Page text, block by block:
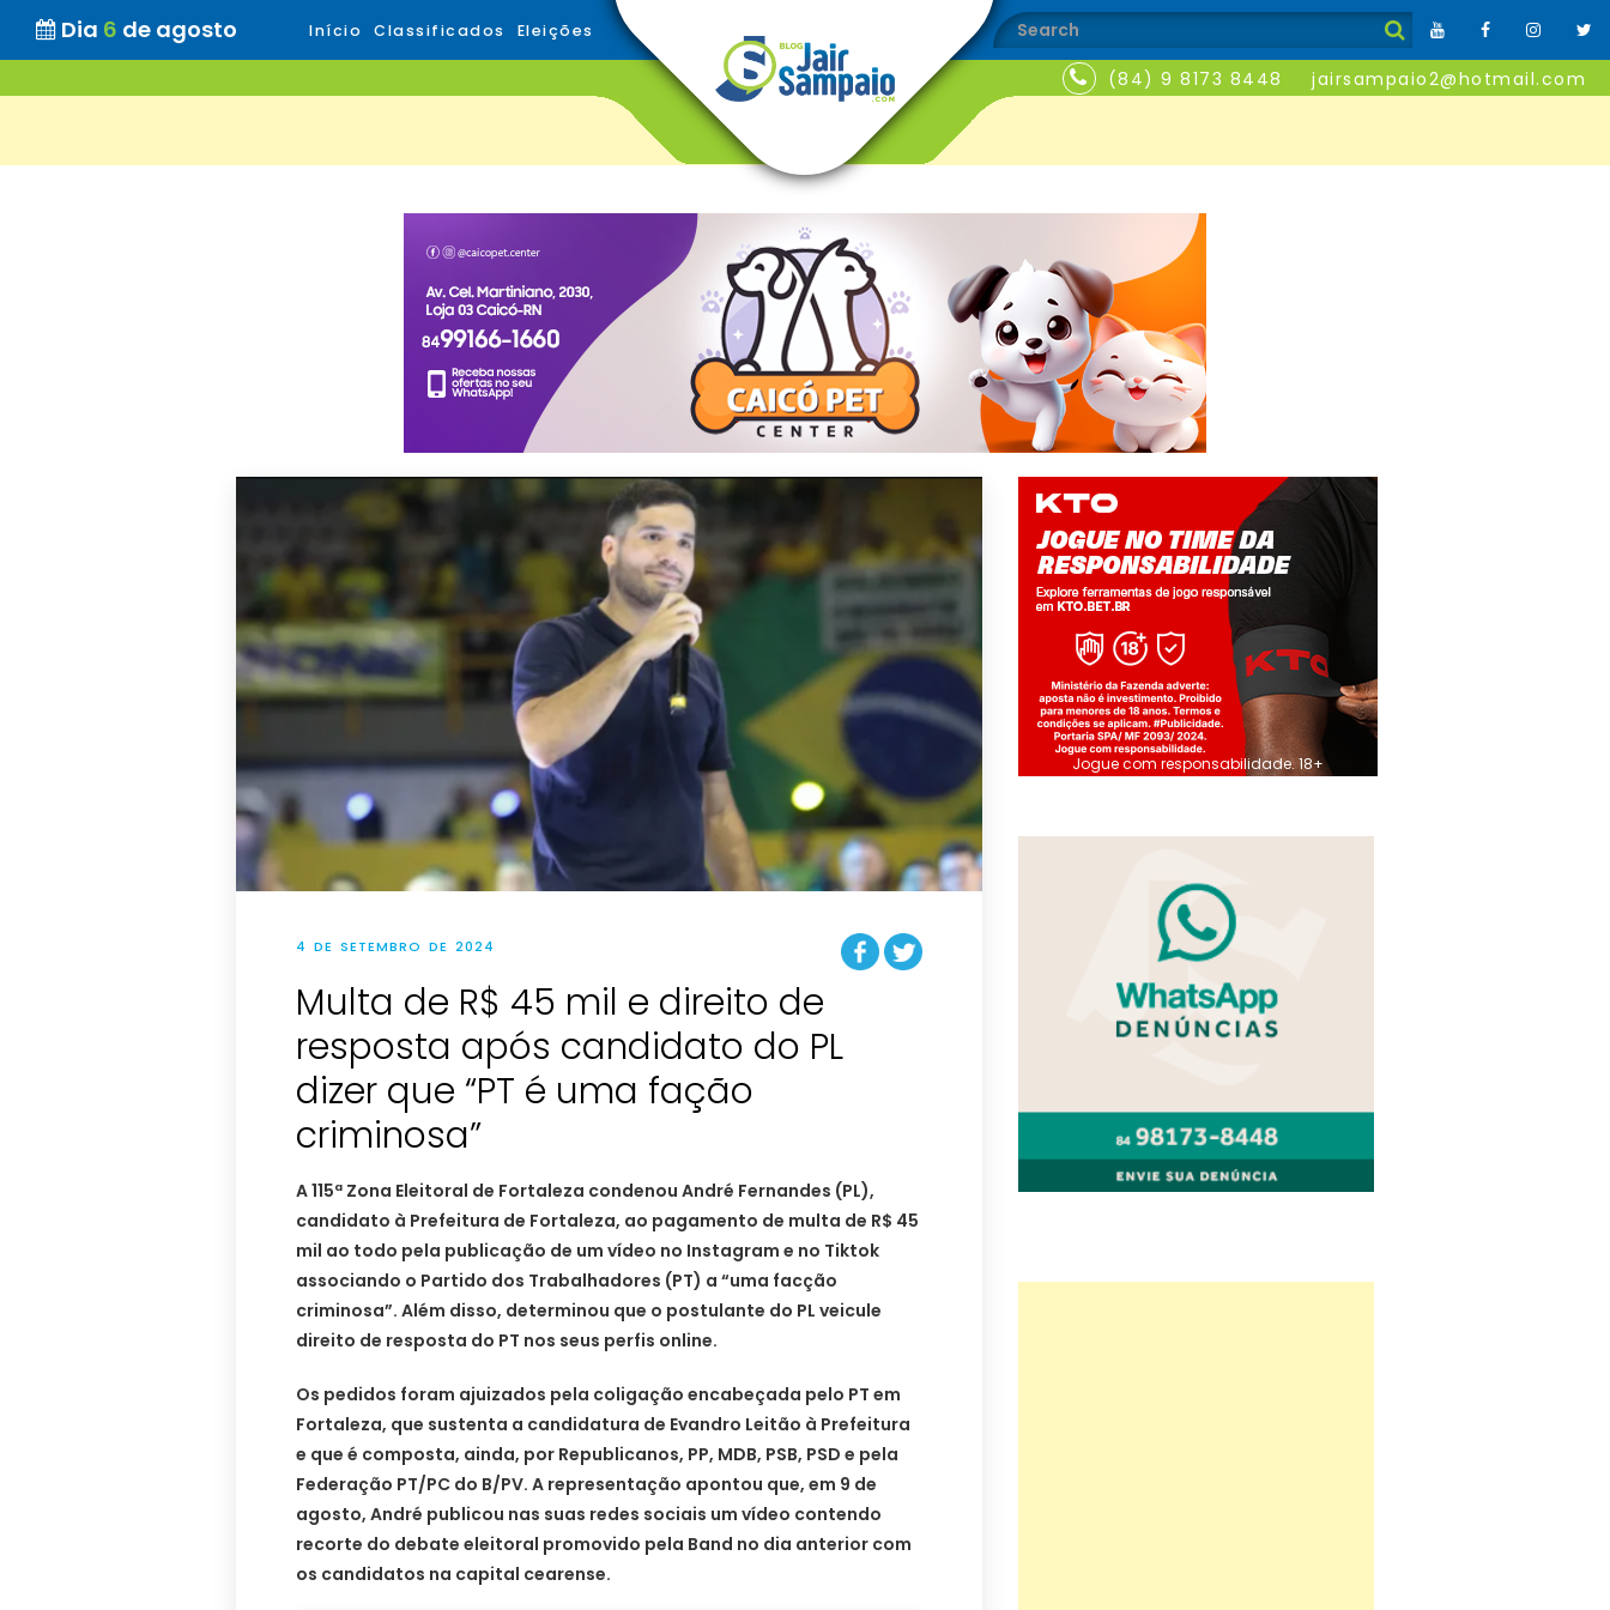
Dia 6 de agosto Início Classificados Eleições
(84) 9 8173 8448 jairsampaio2@hotmail.com
4 DE SETEMBRO DE 2024
Multa de R$ 45 mil e direito de
resposta após candidato do PL
dizer que “PT é uma fação
criminosa”
A 115ª Zona Eleitoral de Fortaleza condenou André Fernandes (PL),
candidato à Prefeitura de Fortaleza, ao pagamento de multa de R$ 45
mil ao todo pela publicação de um vídeo no Instagram e no Tiktok
associando o Partido dos Trabalhadores (PT) a “uma facção
criminosa”. Além disso, determinou que o postulante do PL veicule
direito de resposta do PT nos seus perfis online.
Os pedidos foram ajuizados pela coligação encabeçada pelo PT em
Fortaleza, que sustenta a candidatura de Evandro Leitão à Prefeitura
e que é composta, ainda, por Republicanos, PP, MDB, PSB, PSD e pela
Federação PT/PC do B/PV. A representação apontou que, em 9 de
agosto, André publicou nas suas redes sociais um vídeo contendo
recorte do debate eleitoral promovido pela Band no dia anterior com
os candidatos na capital cearense.
Jogue com responsabilidade. 18+